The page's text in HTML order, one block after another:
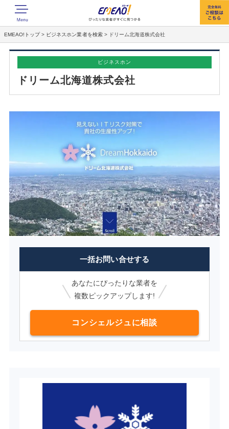
EMEAO!トップ > ビジネスホン業者を検索 > ドリーム北海道株式会社
ビジネスホン
ドリーム北海道株式会社
一括お問い合せする
あなたにぴったりな業者を
複数ピックアップします!
コンシェルジュに相談